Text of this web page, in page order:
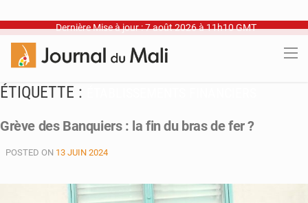
Dernière Mise à jour : 7 août 2026 à 11h10 GMT
ÉTIQUETTE :
Grève des Banquiers : la fin du bras de fer ?
POSTED ON 13 JUIN 2024